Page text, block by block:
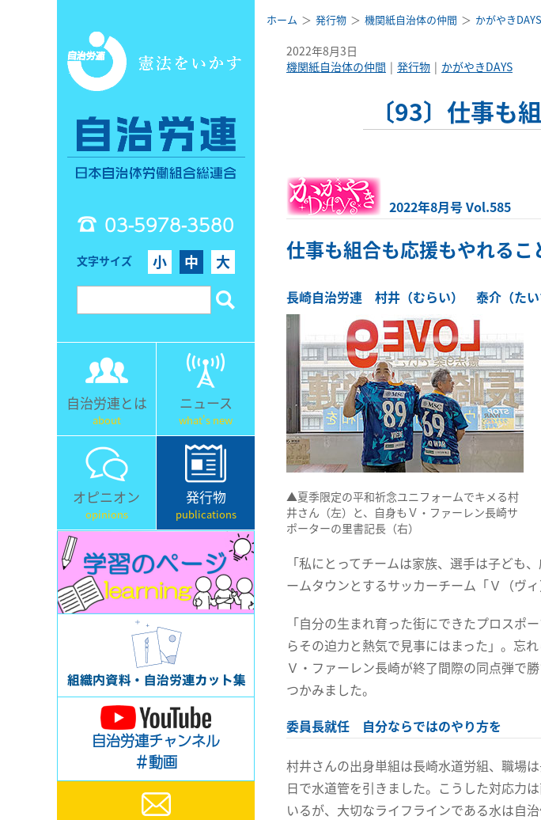
03-5978-3580
文字サイズ 小 中 大
自治労連とは
about
ニュース
what's new
オピニオン
opinions
発行物
publications
自治労連チャンネル
＃動画
ホーム 発行物 機関紙自治体の仲間 かがやきDAYS
2022年8月3日
機関紙自治体の仲間
発行物 かがやきDAYS
〔93〕仕事も
2022年8月号 Vol.585
仕事も組合も応援もやれるこ
長崎自治労連 村井（むらい） 泰介（たい
▲夏季限定の平和祈念ユニフォームでキメる村
井さん（左）と、自身もＶ・ファーレン長崎サ
ポーターの里書記長（右）
「私にとってチームは家族、選手は子ども
ームタウンとするサッカーチーム「Ｖ（ヴ
「自分の生まれ育った街にできたプロスポ
らその迫力と熱気で見事にはまった」。忘
Ｖ・ファーレン長崎が終了間際の同点弾で
つかみました。
委員長就任 自分ならではのやり方を
村井さんの出身単組は長崎水道労組、職場
日で水道管を引きました。こうした対応力
いるが、大切なライフラインである水は自